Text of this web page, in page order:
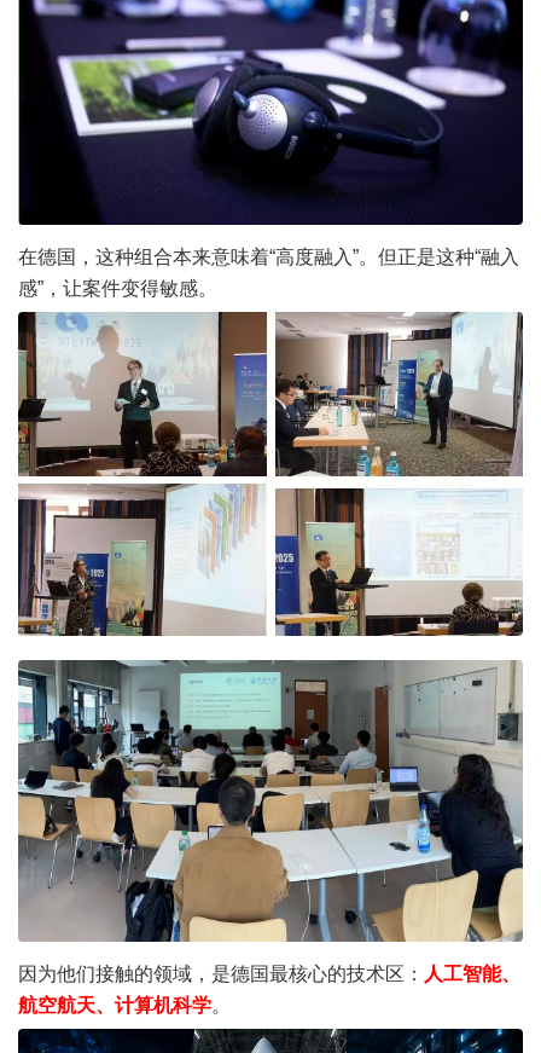
在德国，这种组合本来意味着“高度融入”。但正是这种“融入
感”，让案件变得敏感。
因为他们接触的领域，是德国最核心的技术区： 人工智能、
航空航天、计算机科学。